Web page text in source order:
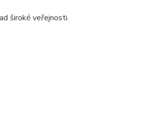
široké veřejnosti.